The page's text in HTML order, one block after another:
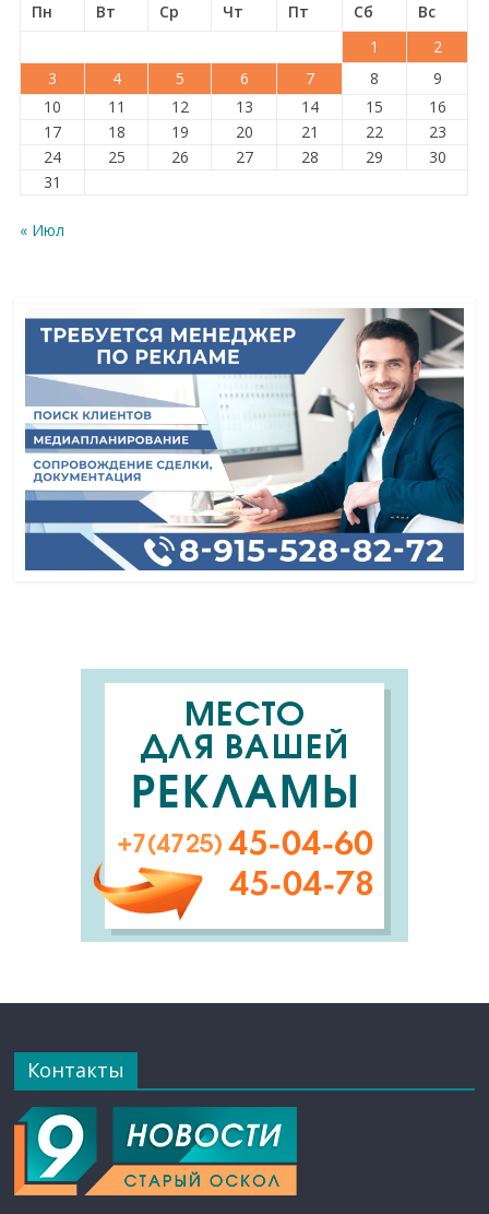
Пн Вт Ср Чт Пт Сб
Вс
1
2
3
4 5 6 7 8
9
10
11 12 13 14 15
16
17
18 19 20 21 22
23
24
25 26 27 28 29
30
31
« Июл
Контакты